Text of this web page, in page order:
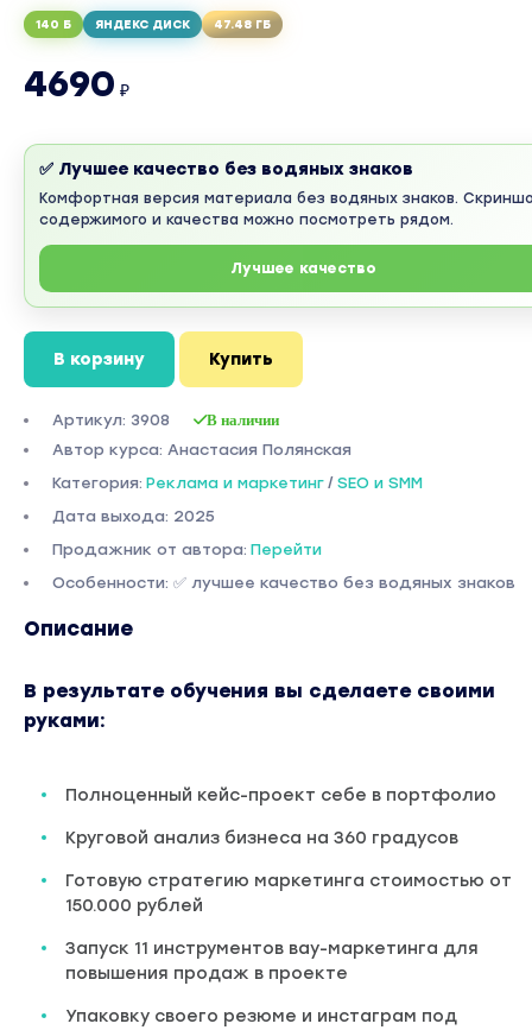
140 Б ЯНДЕКС ДИСК 47.48 ГБ
4690 ₽
✅ Лучшее качество без водяных знаков
Комфортная версия материала без водяных знаков.
содержимого и качества можно посмотреть рядом.
Лучшее качество
В корзину Купить
Артикул: 3908 В наличии
Автор курса: Анастасия Полянская
Категория: Реклама и маркетинг / SEO и SMM
Дата выхода: 2025
Продажник от автора: Перейти
Особенности: ✅ лучшее качество без водяных знаков
Описание
В результате обучения вы сделаете своими
руками:
Полноценный кейс-проект себе в портфолио
Круговой анализ бизнеса на 360 градусов
Готовую стратегию маркетинга стоимостью от
150.000 рублей
Запуск 11 инструментов вау-маркетинга для
повышения продаж в проекте
Упаковку своего резюме и инстаграм под